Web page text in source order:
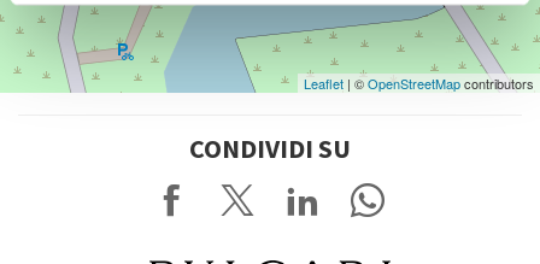
Leaflet | ©OpenStreetMapcontributors
CONDIVIDI SU